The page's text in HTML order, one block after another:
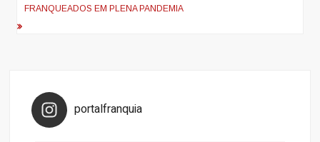
FRANQUEADOS EM PLENA PANDEMIA
portalfranquia